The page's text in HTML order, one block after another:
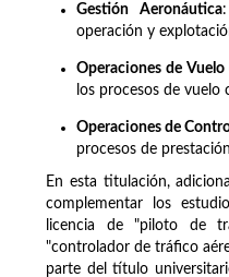
Gestión Aeronáutica
operación y
Operaciones de
los procesos de vuelo
Operaciones de
procesos de
En esta titulación,
complementar los
licencia de "piloto de
"controlador de tráfico
parte del título